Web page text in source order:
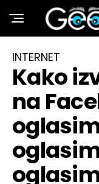
INTERNET
Kako
na